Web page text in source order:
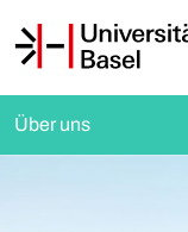
Über uns